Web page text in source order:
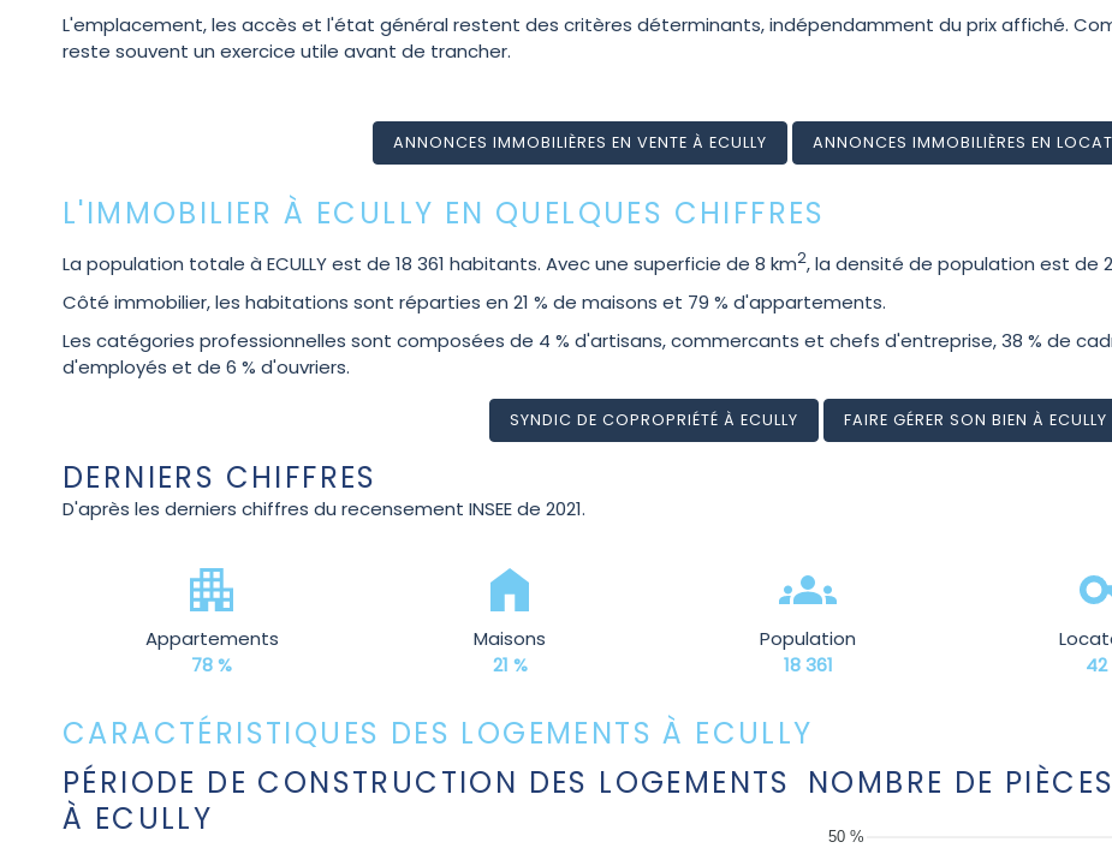
L'emplacement, les accès et l'état général restent des critères déterminants, indépendamment du prix affiché.
reste souvent un exercice utile avant de trancher.
ANNONCES IMMOBILIÈRES EN VENTE À ECULLY ANNONCES IMMOBILIÈRES EN
L'IMMOBILIER À ECULLY EN QUELQUES CHIFFRES
La population totale à ECULLY est de 18 361 habitants. Avec une superficie de 8 km2, la densité de population est de
Côté immobilier, les habitations sont réparties en 21 % de maisons et 79 % d'appartements.
Les catégories professionnelles sont composées de 4 % d'artisans, commercants et chefs d'entreprise, 38 % de
d'employés et de 6 % d'ouvriers.
SYNDIC DE COPROPRIÉTÉ À ECULLY FAIRE GÉRER SON BIEN À ECULLY
DERNIERS CHIFFRES
D'après les derniers chiffres du recensement INSEE de 2021.
Appartements
78 %
Maisons
21 %
Population
18 361
42
CARACTÉRISTIQUES DES LOGEMENTS À ECULLY
PÉRIODE DE CONSTRUCTION DES LOGEMENTS
À ECULLY
NOMBRE DE
50 %